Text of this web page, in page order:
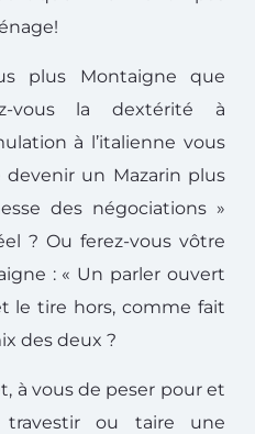
plus Montaigne que
vous la dextérité à
à l’italienne vous
un Mazarin plus
des négociations »
? Ou ferez-vous vôtre
: « Un parler ouvert
le tire hors, comme fait
des deux ?
à vous de peser pour et
ou taire une